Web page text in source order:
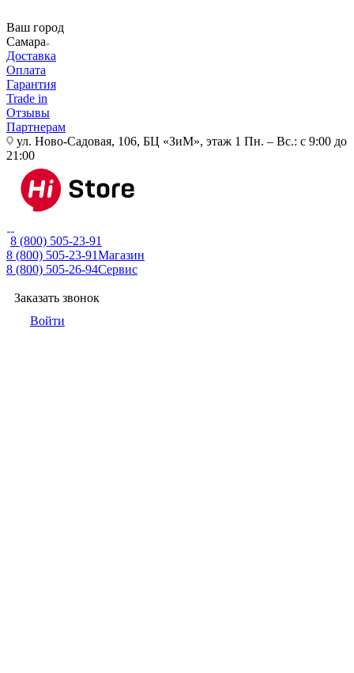
Ваш город
Самара
Доставка
Оплата
Гарантия
Trade in
Отзывы
Партнерам
ул. Ново-Садовая, 106, БЦ «ЗиМ», этаж 1 Пн. – Вс.: с 9:00 до
21:00
8 (800) 505-23-91
8 (800) 505-23-91Магазин
8 (800) 505-26-94Сервис
Заказать звонок
Войти